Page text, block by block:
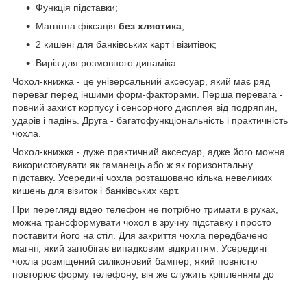
Функція підставки;
Магнітна фіксація без хлястика;
2 кишені для банківських карт і візитівок;
Виріз для розмовного динаміка.
Чохол-книжка - це універсальний аксесуар, який має ряд
переваг перед іншими форм-факторами. Перша перевага -
повний захист корпусу і сенсорного дисплея від подряпин,
ударів і падінь. Друга - багатофункціональність і практичність
чохла.
Чохол-книжка - дуже практичний аксесуар, адже його можна
використовувати як гаманець або ж як горизонтальну
підставку. Усередині чохла розташовано кілька невеликих
кишень для візиток і банківських карт.
При перегляді відео телефон не потрібно тримати в руках,
можна трансформувати чохол в зручну підставку і просто
поставити його на стіл. Для закриття чохла передбачено
магніт, який запобігає випадковим відкриттям. Усередині
чохла розміщений силіконовий бампер, який повністю
повторює форму телефону, він же служить кріпленням до